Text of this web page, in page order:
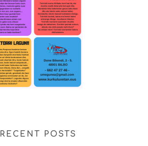
RECENT POSTS